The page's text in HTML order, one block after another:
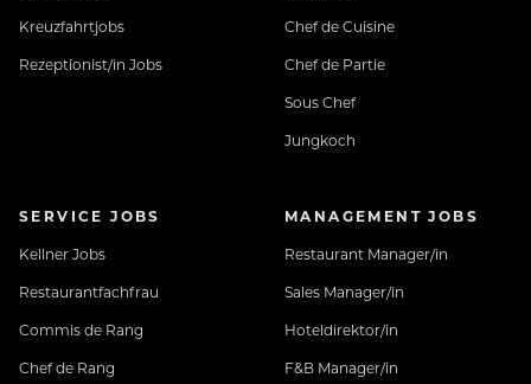
Kreuzfahrtjobs
Rezeptionist/in Jobs
Chef de Cuisine
Chef de Partie
Sous Chef
Jungkoch
SERVICE JOBS
Kellner Jobs
Restaurantfachfrau
Commis de Rang
Chef de Rang
MANAGEMENT JOBS
Restaurant Manager/in
Sales Manager/in
Hoteldirektor/in
F&B Manager/in